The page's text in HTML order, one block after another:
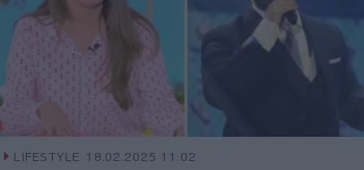
LIFESTYLE
18.02.2025 11:02